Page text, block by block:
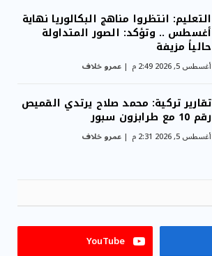
التعليم: انتظروا مناهج البكالوريا نهاية
أغسطس .. وتؤكد: الصور المتداولة
حالياً مزيفة
أغسطس 5, 2026 2:49 م عمرو خلاف
تقارير تركية: محمد صلاح يرتدي القميص
رقم 10 مع طرابزون سبور
أغسطس 5, 2026 2:31 م عمرو خلاف
YouTube